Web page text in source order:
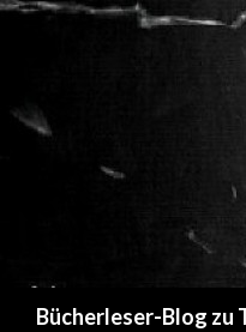
Bücherleser-Blog zu